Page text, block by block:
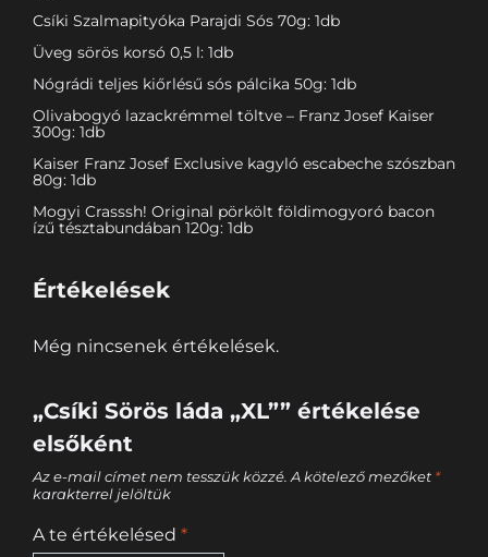
Csíki Szalmapityóka Parajdi Sós 70g: 1db
Üveg sörös korsó 0,5 l: 1db
Nógrádi teljes kiőrlésű sós pálcika 50g: 1db
Olivabogyó lazackrémmel töltve – Franz Josef Kaiser
300g: 1db
Kaiser Franz Josef Exclusive kagyló escabeche szószban
80g: 1db
Mogyi Crasssh! Original pörkölt földimogyoró bacon
ízű tésztabundában 120g: 1db
Értékelések
Még nincsenek értékelések.
„Csíki Sörös láda „XL”” értékelése
elsőként
Az e-mail címet nem tesszük közzé. A kötelező mezőket *
karakterrel jelöltük
A te értékelésed *